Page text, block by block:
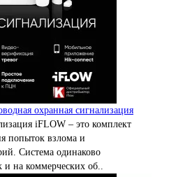
охранная сигнализация
iFLOW – это комплект
попыток взлома и
Система одинаково
и на коммерческих об..